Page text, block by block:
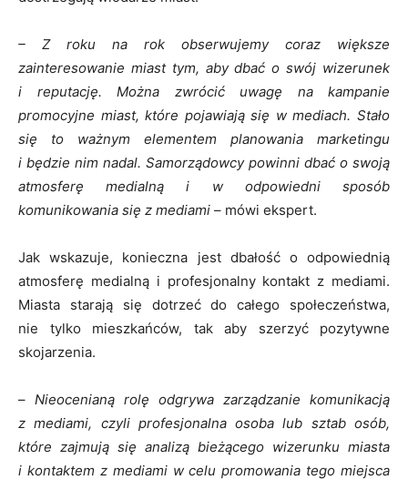
– Z roku na rok obserwujemy coraz większe
zainteresowanie miast tym, aby dbać o swój wizerunek
i reputację. Można zwrócić uwagę na kampanie
promocyjne miast, które pojawiają się w mediach. Stało
się to ważnym elementem planowania marketingu
i będzie nim nadal. Samorządowcy powinni dbać o swoją
atmosferę medialną i w odpowiedni sposób
komunikowania się z mediami – mówi ekspert.
Jak wskazuje, konieczna jest dbałość o odpowiednią
atmosferę medialną i profesjonalny kontakt z mediami.
Miasta starają się dotrzeć do całego społeczeństwa,
nie tylko mieszkańców, tak aby szerzyć pozytywne
skojarzenia.
– Nieocenianą rolę odgrywa zarządzanie komunikacją
z mediami, czyli profesjonalna osoba lub sztab osób,
które zajmują się analizą bieżącego wizerunku miasta
i kontaktem z mediami w celu promowania tego miejsca